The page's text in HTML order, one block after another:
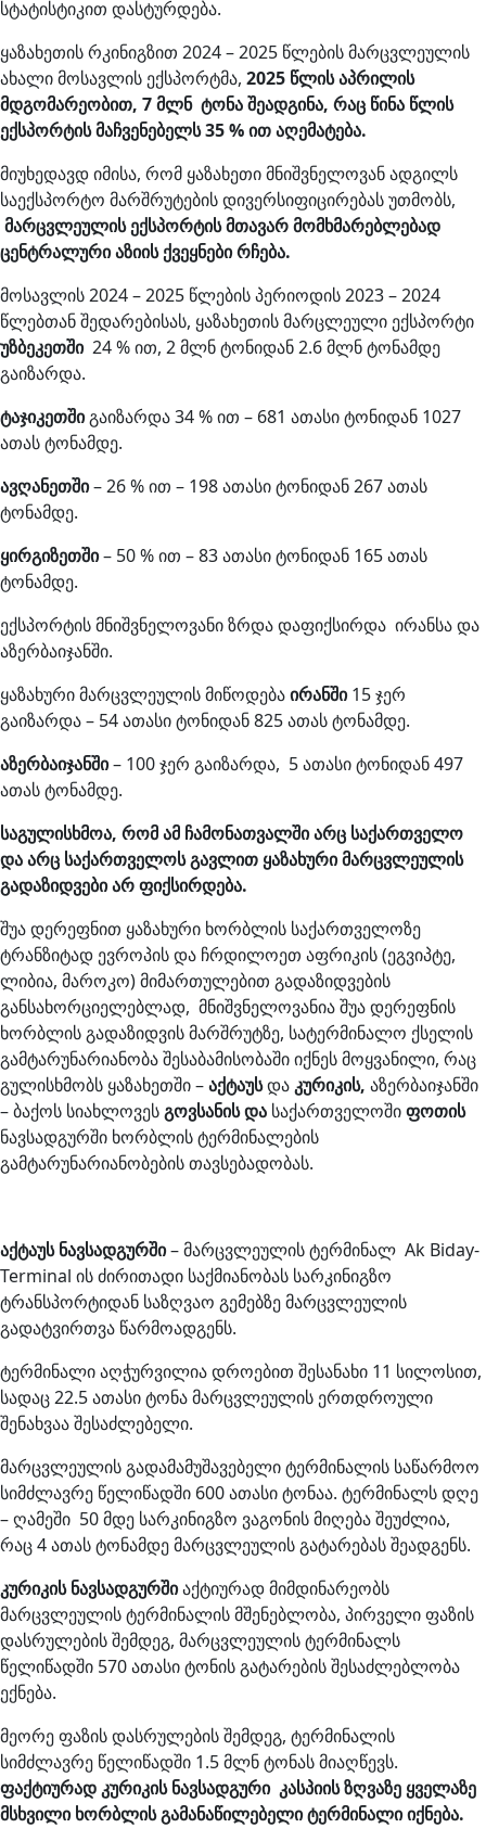
სტატისტიკით დასტურდება.
ყაზახეთის რკინიგზით 2024 – 2025 წლების მარცვლეულის
ახალი მოსავლის ექსპორტმა, 2025 წლის აპრილის
მდგომარეობით, 7 მლნ ტონა შეადგინა, რაც წინა წლის
ექსპორტის მაჩვენებელს 35 % ით აღემატება.
მიუხედავდ იმისა, რომ ყაზახეთი მნიშვნელოვან ადგილს
საექსპორტო მარშრუტების დივერსიფიცირებას უთმობს,
მარცვლეულის ექსპორტის მთავარ მომხმარებლებად
ცენტრალური აზიის ქვეყნები რჩება.
მოსავლის 2024 – 2025 წლების პერიოდის 2023 – 2024
წლებთან შედარებისას, ყაზახეთის მარცლეული ექსპორტი
უზბეკეთში24 % ით, 2 მლნ ტონიდან 2.6 მლნ ტონამდე
გაიზარდა.
ტაჯიკეთშიგაიზარდა 34 % ით – 681 ათასი ტონიდან 1027
ათას ტონამდე.
ავღანეთში– 26 % ით – 198 ათასი ტონიდან 267 ათას
ტონამდე.
ყირგიზეთში– 50 % ით – 83 ათასი ტონიდან 165 ათას
ტონამდე.
ექსპორტის მნიშვნელოვანი ზრდა დაფიქსირდა ირანსა და
აზერბაიჯანში.
ყაზახური მარცვლეულის მიწოდებაირანში15 ჯერ
გაიზარდა – 54 ათასი ტონიდან 825 ათას ტონამდე.
აზერბაიჯანში– 100 ჯერ გაიზარდა, 5 ათასი ტონიდან 497
ათას ტონამდე.
საგულისხმოა, რომ ამ ჩამონათვალში არც საქართველო
და არც საქართველოს გავლით ყაზახური მარცვლეულის
გადაზიდვები არ ფიქსირდება.
შუა დერეფნით ყაზახური ხორბლის საქართველოზე
ტრანზიტად ევროპის და ჩრდილოეთ აფრიკის (ეგვიპტე,
ლიბია, მაროკო) მიმართულებით გადაზიდვების
განსახორციელებლად, მნიშვნელოვანია შუა დერეფნის
ხორბლის გადაზიდვის მარშრუტზე, სატერმინალო ქსელის
გამტარუნარიანობა შესაბამისობაში იქნეს მოყვანილი, რაც
გულისხმობს ყაზახეთში –აქტაუსდაკურიკის, აზერბაიჯანში
– ბაქოს სიახლოვესგოვსანის და საქართველოშიფოთის
ნავსადგურში ხორბლის ტერმინალების
გამტარუნარიანობების თავსებადობას.
აქტაუს ნავსადგურში– მარცვლეულის ტერმინალ Ak Biday-
Terminal ის ძირითადი საქმიანობას სარკინიგზო
ტრანსპორტიდან საზღვაო გემებზე მარცვლეულის
გადატვირთვა წარმოადგენს.
ტერმინალი აღჭურვილია დროებით შესანახი 11 სილოსით,
სადაც 22.5 ათასი ტონა მარცვლეულის ერთდროული
შენახვაა შესაძლებელი.
მარცვლეულის გადამამუშავებელი ტერმინალის საწარმოო
სიმძლავრე წელიწადში 600 ათასი ტონაა. ტერმინალს დღე
– ღამეში 50 მდე სარკინიგზო ვაგონის მიღება შეუძლია,
რაც 4 ათას ტონამდე მარცვლეულის გატარებას შეადგენს.
კურიკის ნავსადგურშიაქტიურად მიმდინარეობს
მარცვლეულის ტერმინალის მშენებლობა, პირველი ფაზის
დასრულების შემდეგ, მარცვლეულის ტერმინალს
წელიწადში 570 ათასი ტონის გატარების შესაძლებლობა
ექნება.
მეორე ფაზის დასრულების შემდეგ, ტერმინალის
სიმძლავრე წელიწადში 1.5 მლნ ტონას მიაღწევს.
ფაქტიურად კურიკის ნავსადგური კასპიის ზღვაზე ყველაზე
მსხვილი ხორბლის გამანაწილებელი ტერმინალი იქნება.